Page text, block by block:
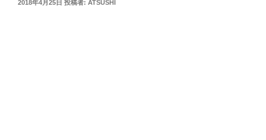
投
2018年4月25日 投稿者: ATSUSHI